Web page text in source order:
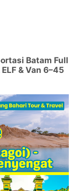
Batam Full
& Van 6–45